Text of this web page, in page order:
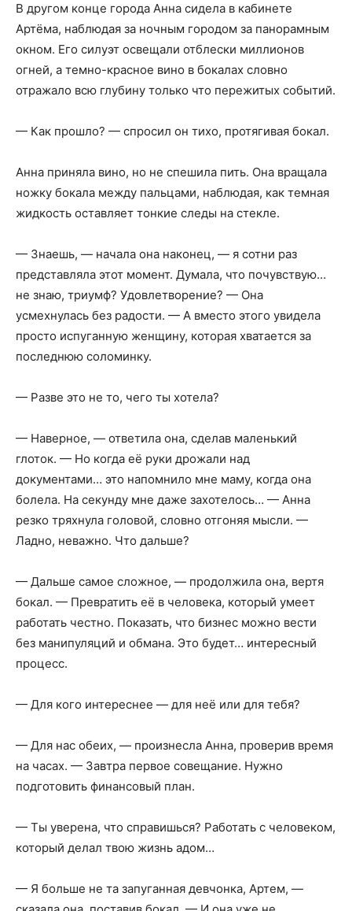
В другом конце города Анна сидела в кабинете
Артёма, наблюдая за ночным городом за панорамным
окном. Его силуэт освещали отблески миллионов
огней, а темно-красное вино в бокалах словно
отражало всю глубину только что пережитых событий.
— Как прошло? — спросил он тихо, протягивая бокал.
Анна приняла вино, но не спешила пить. Она вращала
ножку бокала между пальцами, наблюдая, как темная
жидкость оставляет тонкие следы на стекле.
— Знаешь, — начала она наконец, — я сотни раз
представляла этот момент. Думала, что почувствую…
не знаю, триумф? Удовлетворение? — Она
усмехнулась без радости. — А вместо этого увидела
просто испуганную женщину, которая хватается за
последнюю соломинку.
— Разве это не то, чего ты хотела?
— Наверное, — ответила она, сделав маленький
глоток. — Но когда её руки дрожали над
документами… это напомнило мне маму, когда она
болела. На секунду мне даже захотелось… — Анна
резко тряхнула головой, словно отгоняя мысли. —
Ладно, неважно. Что дальше?
— Дальше самое сложное, — продолжила она, вертя
бокал. — Превратить её в человека, который умеет
работать честно. Показать, что бизнес можно вести
без манипуляций и обмана. Это будет… интересный
процесс.
— Для кого интереснее — для неё или для тебя?
— Для нас обеих, — произнесла Анна, проверив время
на часах. — Завтра первое совещание. Нужно
подготовить финансовый план.
— Ты уверена, что справишься? Работать с человеком,
который делал твою жизнь адом…
— Я больше не та запуганная девчонка, Артем, —